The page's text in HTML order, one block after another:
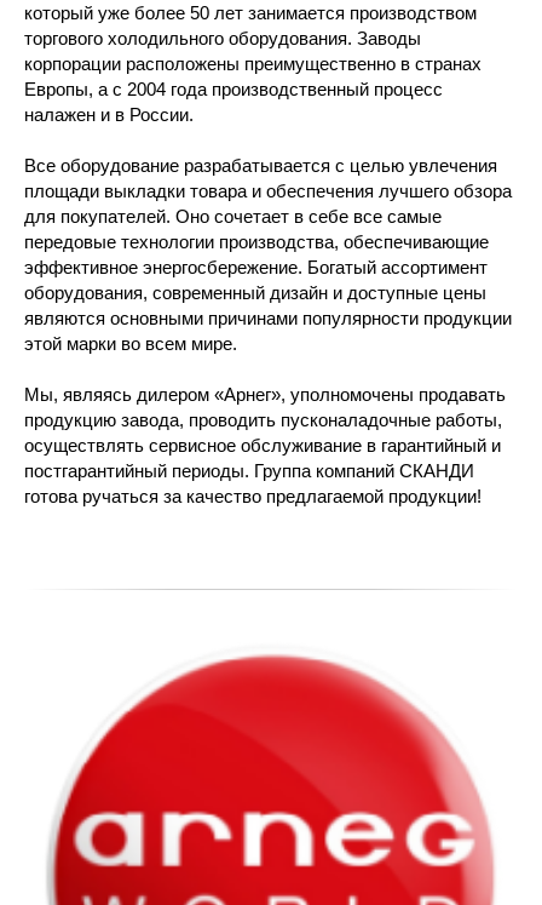
который уже более 50 лет занимается производством
торгового холодильного оборудования. Заводы
корпорации расположены преимущественно в странах
Европы, а с 2004 года производственный процесс
налажен и в России.
Все оборудование разрабатывается с целью увлечения
площади выкладки товара и обеспечения лучшего обзора
для покупателей. Оно сочетает в себе все самые
передовые технологии производства, обеспечивающие
эффективное энергосбережение. Богатый ассортимент
оборудования, современный дизайн и доступные цены
являются основными причинами популярности продукции
этой марки во всем мире.
Мы, являясь дилером «Арнег», уполномочены продавать
продукцию завода, проводить пусконаладочные работы,
осуществлять сервисное обслуживание в гарантийный и
постгарантийный периоды. Группа компаний СКАНДИ
готова ручаться за качество предлагаемой продукции!